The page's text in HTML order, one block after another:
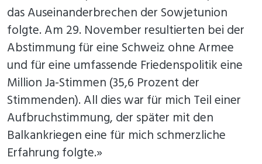
das Auseinanderbrechen der Sowjetunion
folgte. Am 29. November resultierten bei der
Abstimmung für eine Schweiz ohne Armee
und für eine umfassende Friedenspolitik eine
Million Ja-Stimmen (35,6 Prozent der
Stimmenden). All dies war für mich Teil einer
Aufbruchstimmung, der später mit den
Balkankriegen eine für mich schmerzliche
Erfahrung folgte.»